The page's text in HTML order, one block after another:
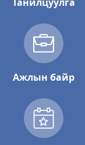
Ажлын байр